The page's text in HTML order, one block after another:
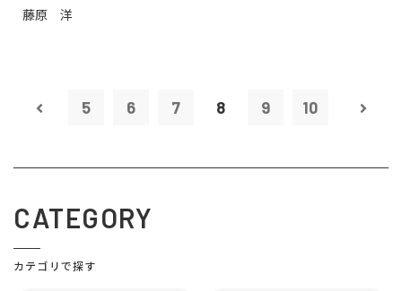
藤原 洋
5 6 7 8 9 10
CATEGORY
カテゴリで探す